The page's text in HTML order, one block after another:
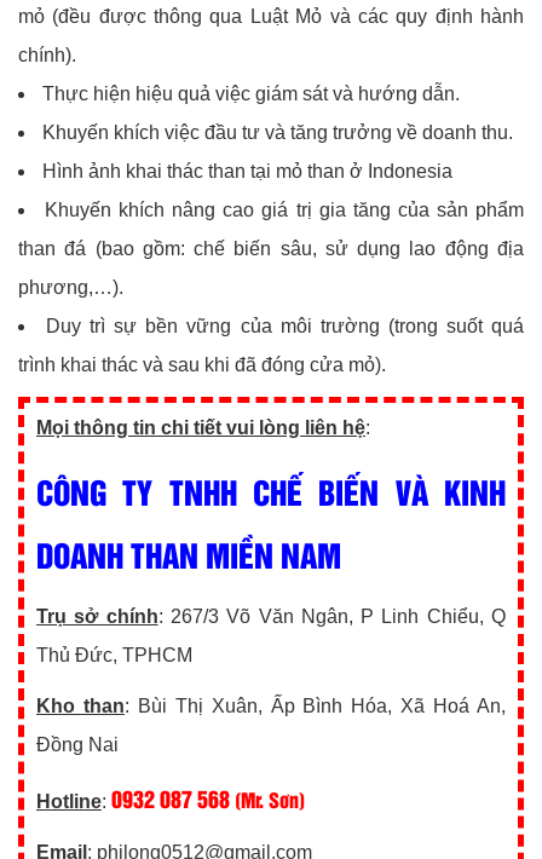
mỏ (đều được thông qua Luật Mỏ và các quy định hành
chính).
Thực hiện hiệu quả việc giám sát và hướng dẫn.
Khuyến khích việc đầu tư và tăng trưởng về doanh thu.
Hình ảnh khai thác than tại mỏ than ở Indonesia
Khuyến khích nâng cao giá trị gia tăng của sản phẩm
than đá (bao gồm: chế biến sâu, sử dụng lao động địa
phương,…).
Duy trì sự bền vững của môi trường (trong suốt quá
trình khai thác và sau khi đã đóng cửa mỏ).
Mọi thông tin chi tiết vui lòng liên hệ:
CÔNG TY TNHH CHẾ BIẾN VÀ KINH
DOANH THAN MIỀN NAM
Trụ sở chính: 267/3 Võ Văn Ngân, P Linh Chiểu, Q
Thủ Đức, TPHCM
Kho than: Bùi Thị Xuân, Ấp Bình Hóa, Xã Hoá An,
Đồng Nai
Hotline: 0932 087 568 (Mr. Sơn)
Email : philong0512@gmail.com